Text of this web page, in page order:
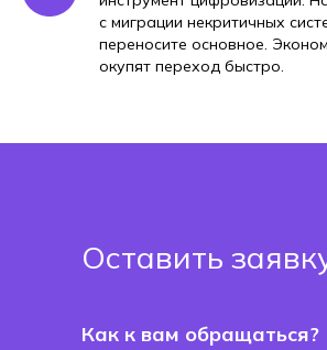
с миграции некритичных
переносите основное.
окупят переход быстро.
Оставить
Как к вам обращаться?